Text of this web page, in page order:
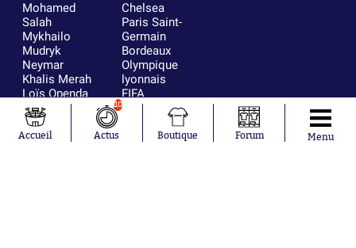
Mohamed
Salah
Mykhailo
Mudryk
Neymar
Khalis Merah
Loïs Openda
Moussa
Niakhaté
Nicolás
Chelsea
Paris Saint-
Germain
Bordeaux
Olympique
lyonnais
FIFA
Real Madrid
RC Strasbourg
AC Milan
Accueil
10
Actus Boutique Forum Menu